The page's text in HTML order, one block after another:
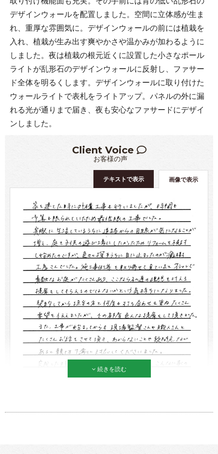
デザインウォールを配置しました。空間に立体感が生ま
れ、重厚な雰囲気に。デザインウォールの前には植栽を
入れ、植栽が生み出す爽やかさや温かみが加わるように
しました。夜は植栽の根元近くに設置した小さなポール
ライトが乱形石のデザインウォールに反射し、ファサー
ド全体を明るくします。デザインウォールに取り付けた
ウォールライトで表札をライトアップ。パネルの外に漏
れる光が通りまで届き、夜も安心なファサードにデザイ
ンしました。
Client Voice
お客様の声
画像で表示
テキストで表示
続きを読む